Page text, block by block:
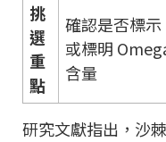
挑
選
重
點
確認是否標示
或標明
含量
研究文獻指出，沙